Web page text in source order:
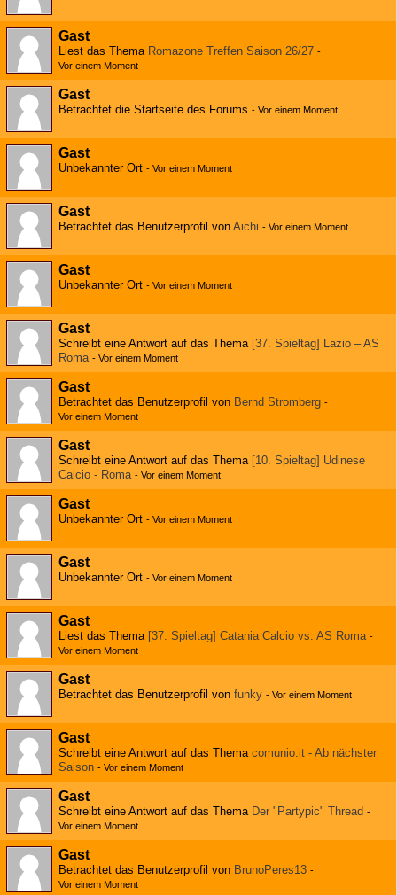
Gast
Liest das Thema Romazone Treffen Saison 26/27 -
Vor einem Moment
Gast
Betrachtet die Startseite des Forums - Vor einem Moment
Gast
Unbekannter Ort - Vor einem Moment
Gast
Betrachtet das Benutzerprofil von Aichi - Vor einem Moment
Gast
Unbekannter Ort - Vor einem Moment
Gast
Schreibt eine Antwort auf das Thema [37. Spieltag] Lazio – AS
Roma - Vor einem Moment
Gast
Betrachtet das Benutzerprofil von Bernd Stromberg -
Vor einem Moment
Gast
Schreibt eine Antwort auf das Thema [10. Spieltag] Udinese
Calcio - Roma - Vor einem Moment
Gast
Unbekannter Ort - Vor einem Moment
Gast
Unbekannter Ort - Vor einem Moment
Gast
Liest das Thema [37. Spieltag] Catania Calcio vs. AS Roma -
Vor einem Moment
Gast
Betrachtet das Benutzerprofil von funky - Vor einem Moment
Gast
Schreibt eine Antwort auf das Thema comunio.it - Ab nächster
Saison - Vor einem Moment
Gast
Schreibt eine Antwort auf das Thema Der "Partypic" Thread -
Vor einem Moment
Gast
Betrachtet das Benutzerprofil von BrunoPeres13 -
Vor einem Moment